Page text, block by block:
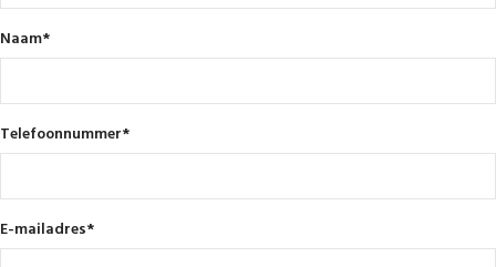
Naam*
Telefoonnummer*
E-mailadres*